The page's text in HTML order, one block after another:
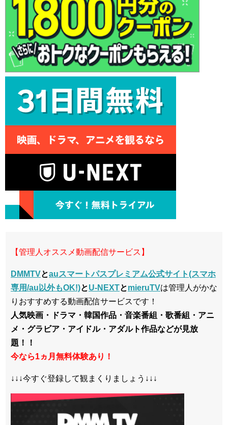
【管理人オススメ動画配信サービス】
DMMTVとauスマートパスプレミアム公式サイト(スマホ
専用/au以外もOK!)とU-NEXTとmieruTVは管理人がかな
りおすすめする動画配信サービスです！
人気映画・ドラマ・韓国作品・音楽番組・歌番組・アニ
メ・グラビア・アイドル・アダルト作品などが見放
題！！
今なら1ヵ月無料体験あり！
↓↓↓今すぐ登録して観まくりましょう↓↓↓